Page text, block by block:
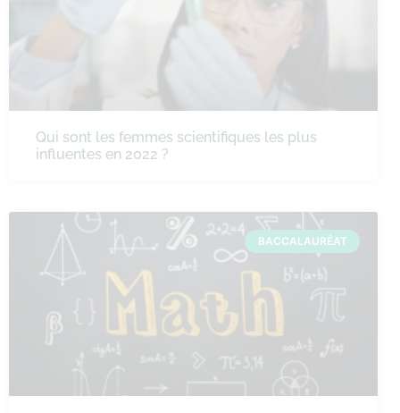
Qui sont les femmes scientifiques les plus
influentes en 2022 ?
BACCALAURÉAT